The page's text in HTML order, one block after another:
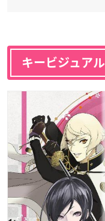
キービジュアル